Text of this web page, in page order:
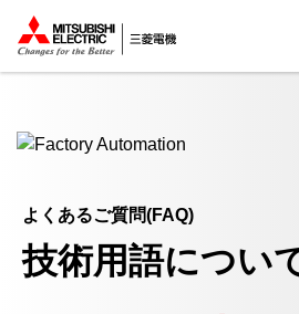
ここから本文
よくあるご質問(FAQ)
技術用語につい